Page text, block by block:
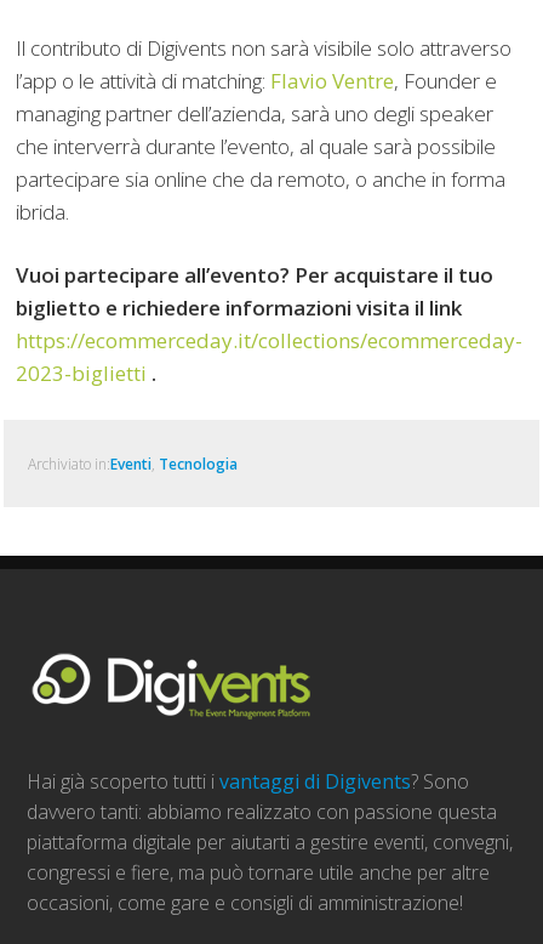
Il contributo di Digivents non sarà visibile solo attraverso
l’app o le attività di matching: Flavio Ventre, Founder e
managing partner dell’azienda, sarà uno degli speaker
che interverrà durante l’evento, al quale sarà possibile
partecipare sia online che da remoto, o anche in forma
ibrida.
Vuoi partecipare all’evento? Per acquistare il tuo
biglietto e richiedere informazioni visita il link
https://ecommerceday.it/collections/ecommerceday-
2023-biglietti .
Archiviato in:Eventi, Tecnologia
Hai già scoperto tutti ivantaggi di Digivents? Sono
davvero tanti: abbiamo realizzato con passione questa
piattaforma digitale per aiutarti a gestire eventi, convegni,
congressi e fiere, ma può tornare utile anche per altre
occasioni, come gare e consigli di amministrazione!